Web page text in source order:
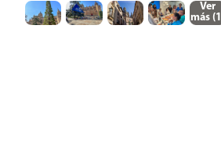
Ver
más (1